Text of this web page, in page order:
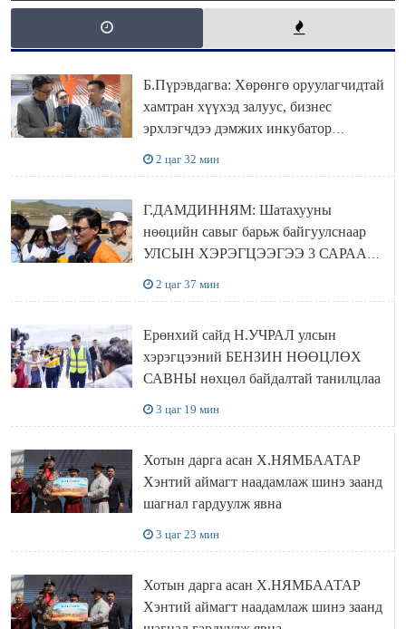
Б.Пүрэвдагва: Хөрөнгө оруулагчидтай
хамтран хүүхэд залуус, бизнес
эрхлэгчдээ дэмжих инкубатор
2 цаг 32 мин
Г.ДАМДИННЯМ: Шатахууны
нөөцийн савыг барьж байгуулснаар
УЛСЫН ХЭРЭГЦЭЭГЭЭ 3 САРААР
2 цаг 37 мин
Ерөнхий сайд Н.УЧРАЛ улсын
хэрэгцээний БЕНЗИН НӨӨЦЛӨХ
САВНЫ нөхцөл байдалтай танилцлаа
3 цаг 19 мин
Хотын дарга асан Х.НЯМБААТАР
Хэнтий аймагт наадамлаж шинэ заанд
шагнал гардуулж явна
3 цаг 23 мин
Хотын дарга асан Х.НЯМБААТАР
Хэнтий аймагт наадамлаж шинэ заанд